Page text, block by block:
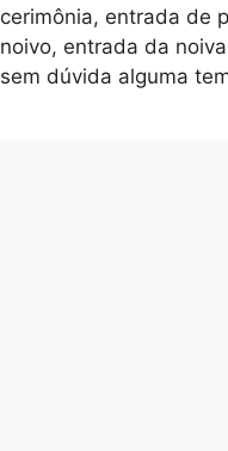
cerimônia, entrada de
noivo, entrada da
sem dúvida alguma